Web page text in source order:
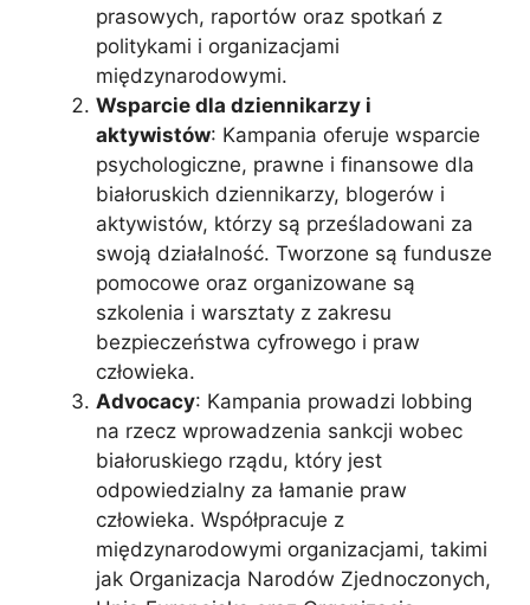
prasowych, raportów oraz spotkań z
politykami i organizacjami
międzynarodowymi.
Wsparcie dla dziennikarzy i
aktywistów: Kampania oferuje wsparcie
psychologiczne, prawne i finansowe dla
białoruskich dziennikarzy, blogerów i
aktywistów, którzy są prześladowani za
swoją działalność. Tworzone są fundusze
pomocowe oraz organizowane są
szkolenia i warsztaty z zakresu
bezpieczeństwa cyfrowego i praw
człowieka.
Advocacy: Kampania prowadzi lobbing
na rzecz wprowadzenia sankcji wobec
białoruskiego rządu, który jest
odpowiedzialny za łamanie praw
człowieka. Współpracuje z
międzynarodowymi organizacjami, takimi
jak Organizacja Narodów Zjednoczonych,